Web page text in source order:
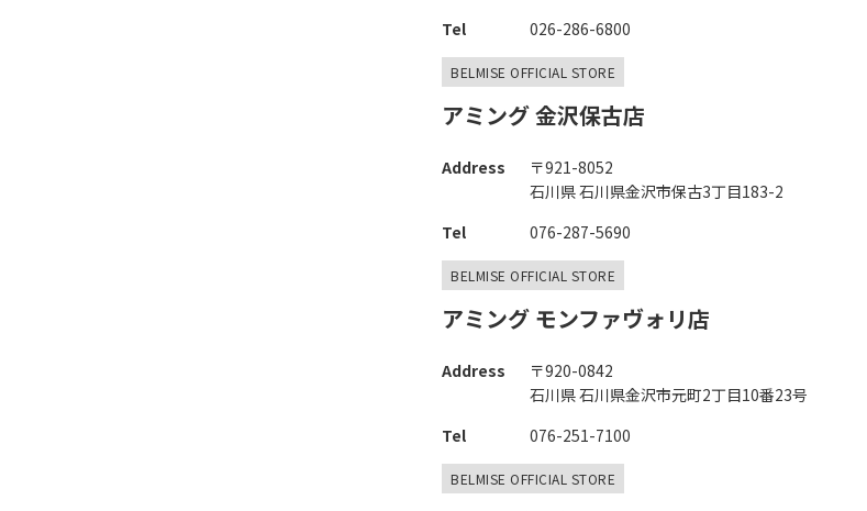
Tel
026-286-6800
BELMISE OFFICIAL STORE
アミング 金沢保古店
Address
〒921-8052
石川県 石川県金沢市保古3丁目183-2
Tel
076-287-5690
BELMISE OFFICIAL STORE
アミング モンファヴォリ店
Address
〒920-0842
石川県 石川県金沢市元町2丁目10番23号
Tel
076-251-7100
BELMISE OFFICIAL STORE